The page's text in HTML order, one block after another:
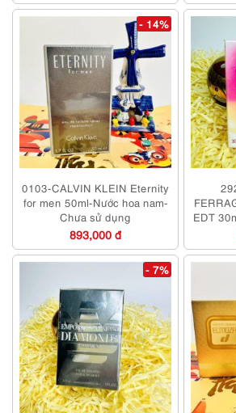
- 14%
0103-CALVIN KLEIN Eternity
for men 50ml-Nước hoa nam-
Chưa sử dụng
893,000 đ
EDT
- 7%